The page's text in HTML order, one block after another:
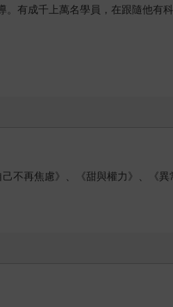
有成千上萬名學員，在跟隨他有
不再焦慮》、《甜與權力》、《異